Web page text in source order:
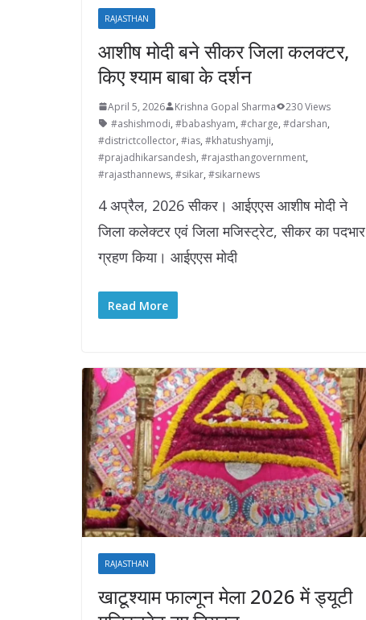
RAJASTHAN
आशीष मोदी बने सीकर जिला कलक्टर,
किए श्याम बाबा के दर्शन
April 5, 2026 Krishna Gopal Sharma
230 Views
#ashishmodi, #babashyam, #charge, #darshan,
#districtcollector, #ias, #khatushyamji,
#prajadhikarsandesh, #rajasthangovernment,
#rajasthannews, #sikar, #sikarnews
4 अप्रैल, 2026 सीकर। आईएएस आशीष मोदी ने
जिला कलेक्टर एवं जिला मजिस्ट्रेट, सीकर का पदभार
ग्रहण किया। आईएएस मोदी
Read More
RAJASTHAN
खाटूश्याम फाल्गून मेला 2026 में ड्यूटी